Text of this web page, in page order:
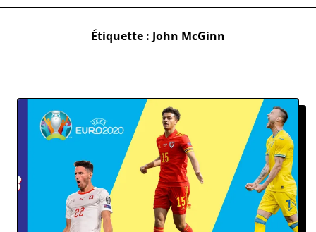
Étiquette : John McGinn